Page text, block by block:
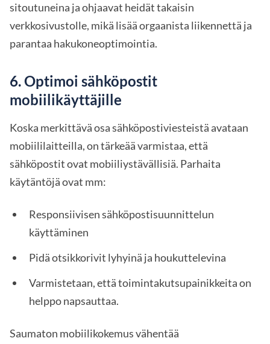
sitoutuneina ja ohjaavat heidät takaisin
verkkosivustolle, mikä lisää orgaanista liikennettä ja
parantaa hakukoneoptimointia.
6. Optimoi sähköpostit
mobiilikäyttäjille
Koska merkittävä osa sähköpostiviesteistä avataan
mobiililaitteilla, on tärkeää varmistaa, että
sähköpostit ovat mobiiliystävällisiä. Parhaita
käytäntöjä ovat mm:
Responsiivisen sähköpostisuunnittelun
käyttäminen
Pidä otsikkorivit lyhyinä ja houkuttelevina
Varmistetaan, että toimintakutsupainikkeita on
helppo napsauttaa.
Saumaton mobiilikokemus vähentää